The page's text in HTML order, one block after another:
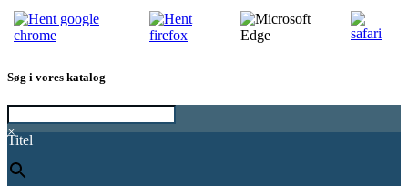
Søg i vores katalog
×
Titel